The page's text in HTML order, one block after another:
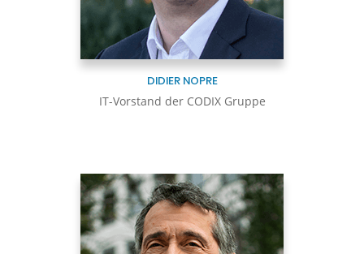
DIDIER NOPRE
IT-Vorstand der CODIX Gruppe